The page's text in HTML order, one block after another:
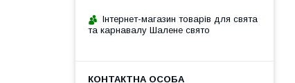
Інтернет-магазин товарів для свята
та карнавалу Шалене свято